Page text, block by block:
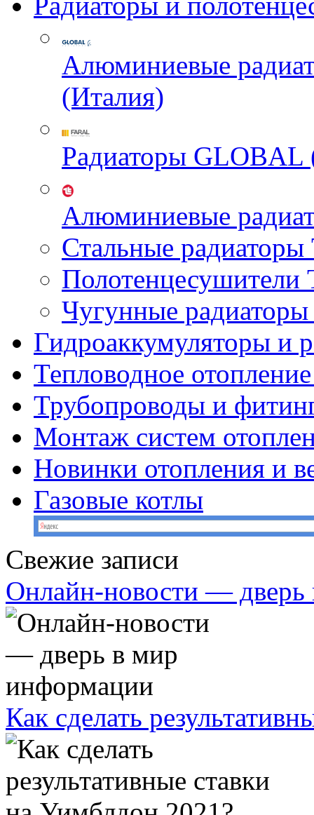
Алюминиевые
(Италия)
Радиаторы GLOBAL
Алюминиевые
Стальные
Чугунные
Гидроаккумуляторы и
Тепловодное
Трубопроводы и
Монтаж систем
Новинки отопления и
Газовые котлы
Свежие записи
Онлайн-новости —
Как сделать